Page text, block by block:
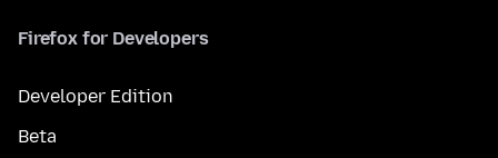
Firefox for Developers
Developer Edition
Beta